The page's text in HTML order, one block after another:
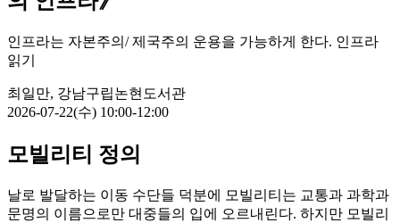
인프라는 자본주의/ 제국주의 운용을 가능하게 한다. 인프라
읽기
최일만, 강남구립논현도서관
2026-07-22(수) 10:00-12:00
모빌리티 정의
날로 발달하는 이동 수단들 덕분에 모빌리티는 교통과 과학과
문명의 이름으로만 대중들의 입에 오르내린다. 하지만 모빌리